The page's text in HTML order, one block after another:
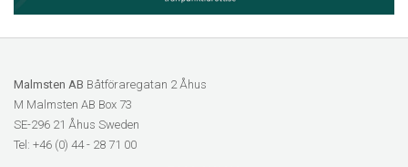
Malmsten AB Båtföraregatan 2 Åhus
M Malmsten AB Box 73
SE-296 21 Åhus Sweden
Tel: +46 (0) 44 - 28 71 00